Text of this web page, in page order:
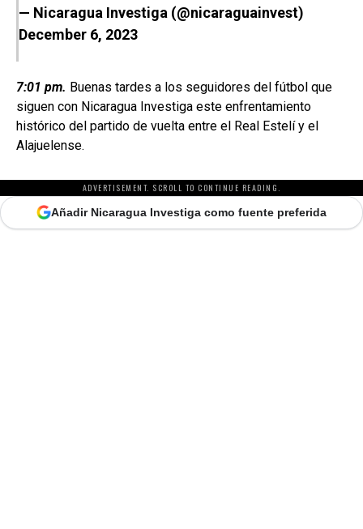
— Nicaragua Investiga (@nicaraguainvest)
December 6, 2023
7:01 pm. Buenas tardes a los seguidores del fútbol que
siguen con Nicaragua Investiga este enfrentamiento
histórico del partido de vuelta entre el Real Estelí y el
Alajuelense.
ADVERTISEMENT. SCROLL TO CONTINUE READING.
Añadir Nicaragua Investiga como fuente preferida